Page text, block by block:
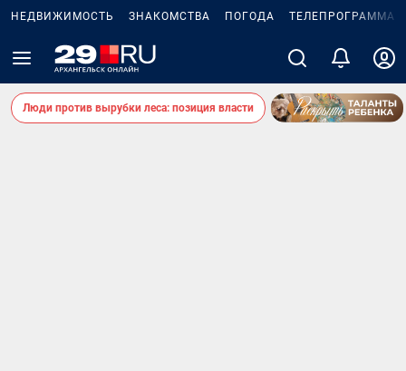
НЕДВИЖИМОСТЬ ЗНАКОМСТВА ПОГОДА ТЕЛЕПРОГРАММА
Люди против вырубки леса: позиция власти